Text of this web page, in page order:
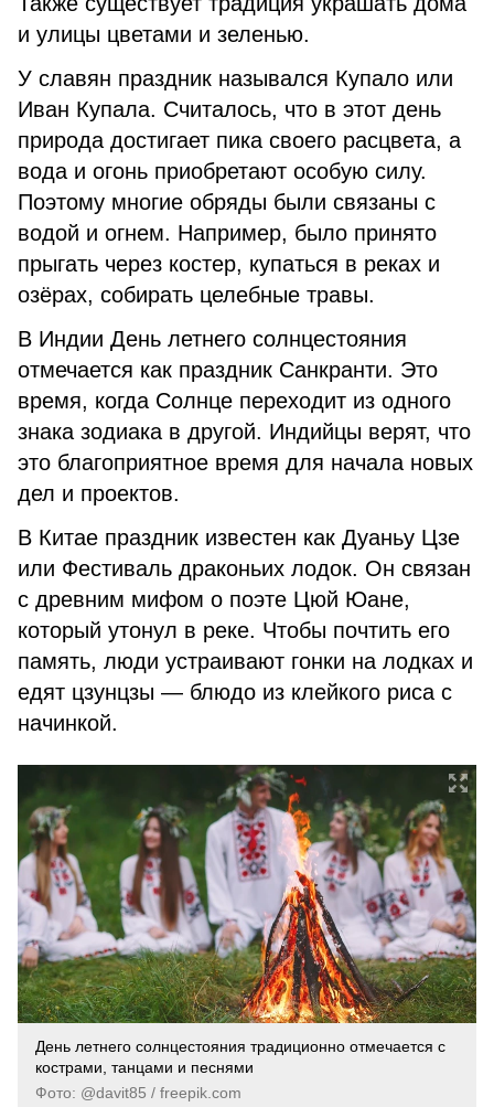
и улицы цветами и зеленью.
У славян праздник назывался Купало или
Иван Купала. Считалось, что в этот день
природа достигает пика своего расцвета, а
вода и огонь приобретают особую силу.
Поэтому многие обряды были связаны с
водой и огнем. Например, было принято
прыгать через костер, купаться в реках и
озёрах, собирать целебные травы.
В Индии День летнего солнцестояния
отмечается как праздник Санкранти. Это
время, когда Солнце переходит из одного
знака зодиака в другой. Индийцы верят, что
это благоприятное время для начала новых
дел и проектов.
В Китае праздник известен как Дуаньу Цзе
или Фестиваль драконьих лодок. Он связан
с древним мифом о поэте Цюй Юане,
который утонул в реке. Чтобы почтить его
память, люди устраивают гонки на лодках и
едят цзунцзы — блюдо из клейкого риса с
начинкой.
День летнего солнцестояния традиционно отмечается с
кострами, танцами и песнями
Фото: @davit85 / freepik.com